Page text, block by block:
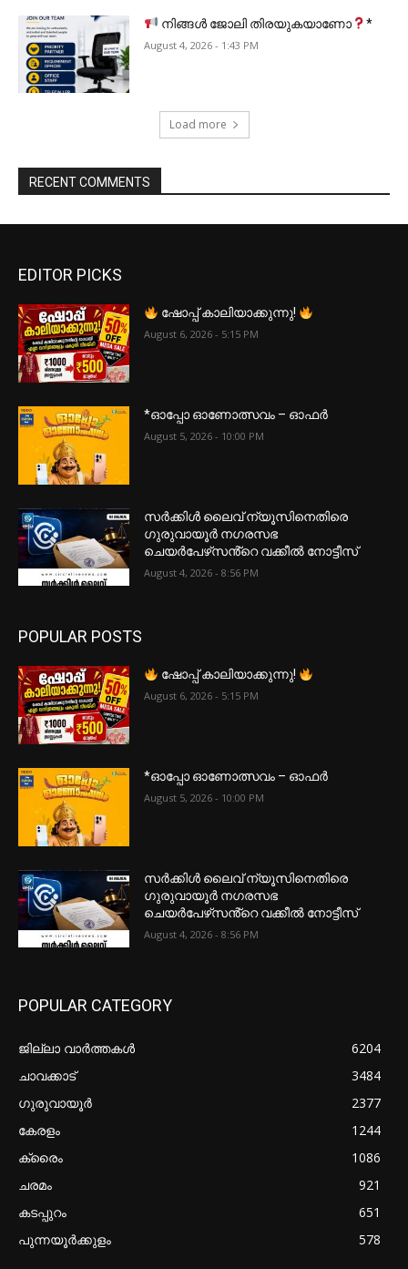
നിങ്ങൾ ജോലി തിരയുകയാണോ *
August 4, 2026 - 1:43 PM
Load more
RECENT COMMENTS
EDITOR PICKS
ഷോപ്പ് കാലിയാക്കുന്നു!
August 6, 2026 - 5:15 PM
*ഓപ്പോ ഓണോത്സവം – ഓഫർ
August 5, 2026 - 10:00 PM
സർക്കിൾ ലൈവ് ന്യൂസിനെതിരെ
ഗുരുവായൂർ നഗരസഭ
ചെയർപേഴ്‌സൻ്റെ വക്കീൽ നോട്ടീസ്
August 4, 2026 - 8:56 PM
POPULAR POSTS
ഷോപ്പ് കാലിയാക്കുന്നു!
August 6, 2026 - 5:15 PM
*ഓപ്പോ ഓണോത്സവം – ഓഫർ
August 5, 2026 - 10:00 PM
സർക്കിൾ ലൈവ് ന്യൂസിനെതിരെ
ഗുരുവായൂർ നഗരസഭ
ചെയർപേഴ്‌സൻ്റെ വക്കീൽ നോട്ടീസ്
August 4, 2026 - 8:56 PM
POPULAR CATEGORY
ജില്ലാ വാർത്തകൾ
6204
ചാവക്കാട്
3484
ഗുരുവായൂർ
2377
കേരളം
1244
ക്രൈം
1086
ചരമം
921
കടപ്പുറം
651
പുന്നയൂർക്കുളം
578